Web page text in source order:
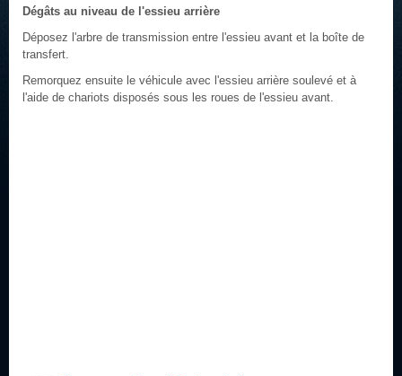
Dégâts au niveau de l'essieu arrière
Déposez l'arbre de transmission entre l'essieu avant et la boîte de
transfert.
Remorquez ensuite le véhicule avec l'essieu arrière soulevé et à
l'aide de chariots disposés sous les roues de l'essieu avant.